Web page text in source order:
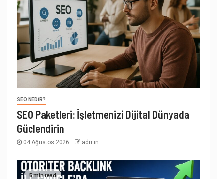
SEO NEDIR?
SEO Paketleri: İşletmenizi Dijital Dünyada
Güçlendirin
04 Ağustos 2026 admin
5 min read